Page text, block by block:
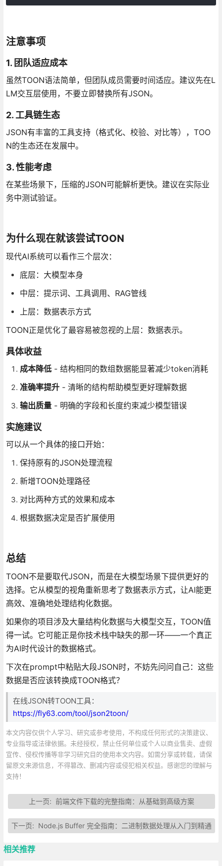
注意事项
1. 团队适应成本
虽然TOON语法简单，但团队成员需要时间适应。建议先在L
LM交互层使用，不要立即替换所有JSON。
2. 工具链生态
JSON有丰富的工具支持（格式化、校验、对比等），TOO
N的生态还在发展中。
3. 性能考虑
在某些场景下，压缩的JSON可能解析更快。建议在实际业
务中测试验证。
为什么现在就该尝试TOON
现代AI系统可以看作三个层次：
底层：大模型本身
中层：提示词、工具调用、RAG管线
上层：数据表示方式
TOON正是优化了最容易被忽视的上层：数据表示。
具体收益
成本降低- 结构相同的数组数据能显著减少token消耗
准确率提升- 清晰的结构帮助模型更好理解数据
输出质量- 明确的字段和长度约束减少模型错误
实施建议
可以从一个具体的接口开始：
保持原有的JSON处理流程
新增TOON处理路径
对比两种方式的效果和成本
根据数据决定是否扩展使用
总结
TOON不是要取代JSON，而是在大模型场景下提供更好的
选择。它从模型的视角重新思考了数据表示方式，让AI能更
高效、准确地处理结构化数据。
如果你的项目涉及大量结构化数据与大模型交互，TOON值
得一试。它可能正是你技术栈中缺失的那一环——一个真正
为AI时代设计的数据格式。
下次在prompt中粘贴大段JSON时，不妨先问问自己：这些
数据是否应该转换成TOON格式？
在线JSON转TOON工具：
https://fly63.com/tool/json2toon/
本文内容仅供个人学习、研究或参考使用，不构成任何形式的决策建议、
专业指导或法律依据。未经授权，禁止任何单位或个人以商业售卖、虚假
宣传、侵权传播等非学习研究目的使用本文内容。如需分享或转载，请保
留原文来源信息，不得篡改、删减内容或侵犯相关权益。感谢您的理解与
支持！
上一页: 前端文件下载的完整指南：从基础到高级方案
下一页: Node.js Buffer 完全指南：二进制数据处理从入门到精通
相关推荐